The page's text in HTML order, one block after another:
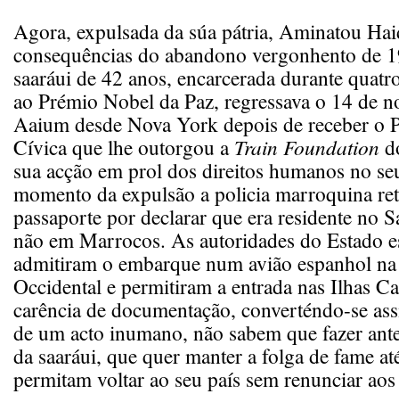
Agora, expulsada da súa pátria, Aminatou
consequências do abandono vergonhento
saaráui de 42 anos, encarcerada durante
ao Prémio Nobel da Paz, regressava o 14 de
Aaium desde Nova York depois de receber o
Cívica que lhe outorgou aTrain Foundation
sua acção em prol dos direitos humanos no
momento da expulsão a policia marroquina
passaporte por declarar que era residente no
não em Marrocos. As autoridades do Estado
admitiram o embarque num avião espanhol
Occidental e permitiram a entrada nas Ilhas
carência de documentação, converténdo-se
de um acto inumano, não sabem que fazer
da saaráui, que quer manter a folga de fame
permitam voltar ao seu país sem renunciar